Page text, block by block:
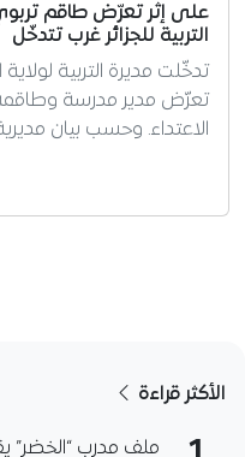
على إثر تعرّض طاقم تربوي
التربية للجزائر غرب تتدخّل
تدخّلت مديرة التربية لولاية
تعرّض مدير مدرسة وطاقمه
الاعتداء. وحسب بيان مديرية
الأكثر قراءة
ملف مدرب “الخضر”